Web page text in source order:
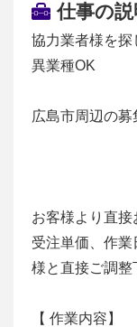
仕事の説
協力業者様を探
異業種OK
広島市周辺の募
お客様より直
受注単価、作
様と直接ご調整
【 作業内容】